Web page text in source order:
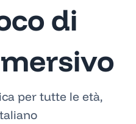
di
per tutte le età,